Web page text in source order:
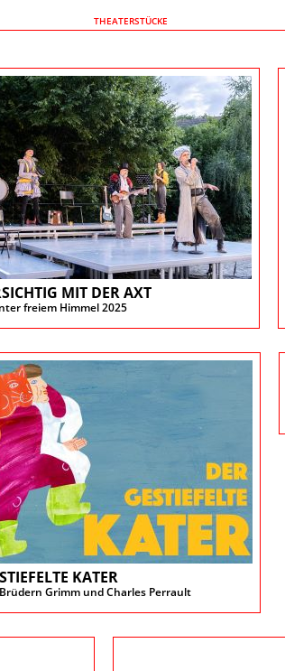
THEATERSTÜCKE
MIT DER AXT
freiem Himmel 2025
KATER
Grimm und Charles Perrault